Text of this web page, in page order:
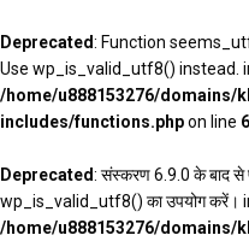
Deprecated: Function
Use wp_is_valid_utf8() instead.
/home/u888153276/domains/
includes/functions.phpon line
Deprecated: संस्करण 6.9.0 के बाद
wp_is_valid_utf8() का उपयोग करें।
/home/u888153276/domains/